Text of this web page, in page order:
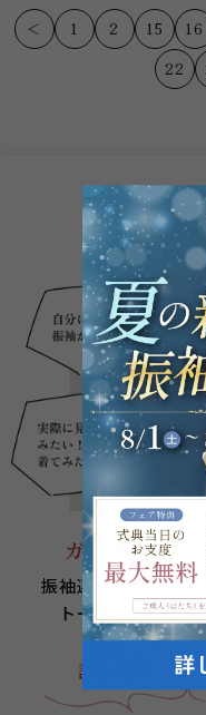
間にありますガーネ...
＜ 1 2 15 16
22
こん
あり
ガーネット
振袖選びからヘアメ
トータルコーディ
試着無料